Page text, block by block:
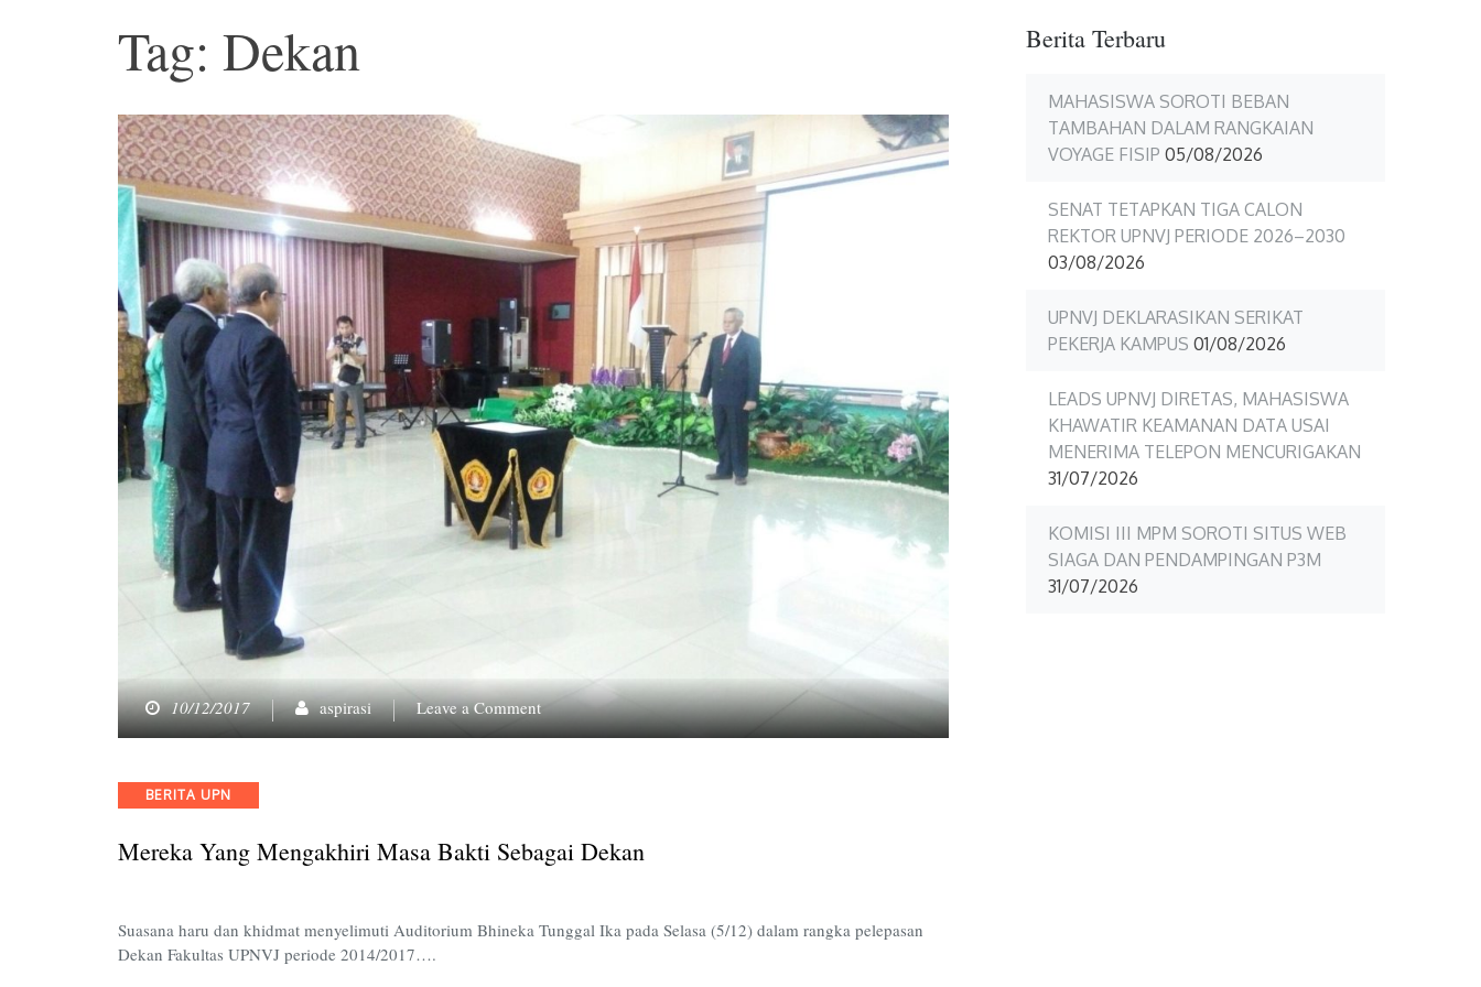
Tag: Dekan
10/12/2017 aspirasi Leave a Commenton
Mereka
Sebagai
Categories
BERITA UPN
Mereka Yang Mengakhiri Masa Bakti Sebagai Dekan
Suasana haru dan khidmat menyelimuti Auditorium Bhineka Tunggal Ika pada Selasa (5/12) dalam rangka pelepasan
Dekan Fakultas UPNVJ periode 2014/2017….
Berita Terbaru
MAHASISWA SOROTI BEBAN
TAMBAHAN DALAM RANGKAIAN
VOYAGE FISIP 05/08/2026
SENAT TETAPKAN TIGA CALON
REKTOR UPNVJ PERIODE 2026–2030
03/08/2026
UPNVJ DEKLARASIKAN SERIKAT
PEKERJA KAMPUS 01/08/2026
LEADS UPNVJ DIRETAS, MAHASISWA
KHAWATIR KEAMANAN DATA USAI
MENERIMA TELEPON MENCURIGAKAN
31/07/2026
KOMISI III MPM SOROTI SITUS WEB
SIAGA DAN PENDAMPINGAN P3M
31/07/2026